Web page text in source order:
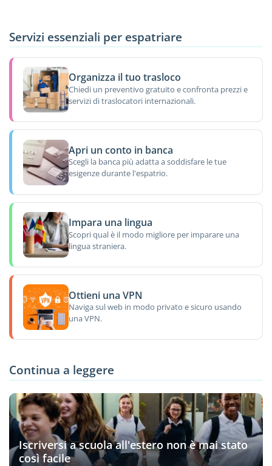
Servizi essenziali per espatriare
Organizza il tuo trasloco
Chiedi un preventivo gratuito e confronta prezzi e
servizi di traslocatori internazionali.
Apri un conto in banca
Scegli la banca più adatta a soddisfare le tue
esigenze durante l'espatrio.
Impara una lingua
Scopri qual è il modo migliore per imparare una
lingua straniera.
Ottieni una VPN
Naviga sul web in modo privato e sicuro usando
una VPN.
Continua a leggere
Iscriversi a scuola all'estero non è mai stato
così facile